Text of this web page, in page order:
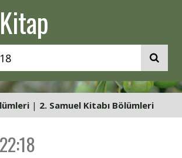
| 2. Samuel Kitabı Bölümleri